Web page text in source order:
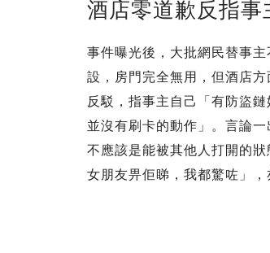
酒店零道歉反指事
事件曝光後，大批網民替事
設，房門完全無用，但酒店
反駁，指事主自己「有防盜
並沒有刷卡的動作」。言論
不應該是能被其他人打開的
女朋友畀佢睇，我都驚咗」